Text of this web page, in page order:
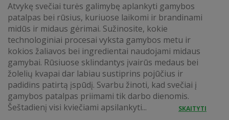
Atvykę svečiai turės galimybę aplankyti gamybos
patalpas bei rūsius, kuriuose laikomi ir brandinami
midūs ir midaus gėrimai. Sužinosite, kokie
technologiniai procesai vyksta gamybos metu ir
kokios žaliavos bei ingredientai naudojami midaus
gamybai. Rūsiuose sklindantys įvairūs medaus bei
žolelių kvapai dar labiau sustiprins pojūčius ir
padidins patirtą įspūdį. Svarbu žinoti, kad svečiai į
gamybos patalpas priimami tik darbo dienomis.
Šeštadienį visi kviečiami apsilankyti...
SKAITYTI